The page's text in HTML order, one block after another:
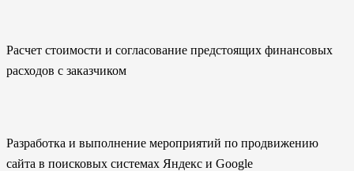
Расчет стоимости и согласование предстоящих финансовых
расходов с заказчиком
Разработка и выполнение мероприятий по продвижению
сайта в поисковых системах Яндекс и Google